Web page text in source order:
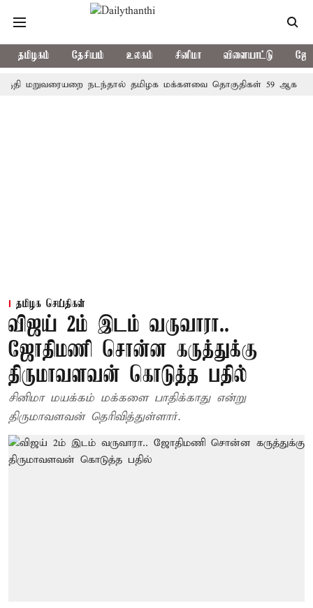
தமிழகம் தேசியம் உலகம் சினிமா விளையாட்டு
நடந்தால் தமிழக மக்களவை தொகுதிகள் 59 ஆக
தமிழக செய்திகள்
விஜய் 2ம் இடம் வருவாரா..
ஜோதிமணி சொன்ன கருத்துக்கு
திருமாவளவன் கொடுத்த பதில்
சினிமா மயக்கம் மக்களை பாதிக்காது என்று
திருமாவளவன் தெரிவித்துள்ளார்.